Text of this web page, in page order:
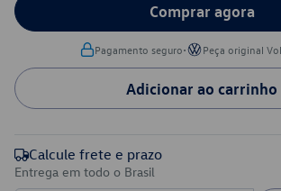
Comprar agora
Pagamento seguro• Peça original
Adicionar ao carrinho
Calcule frete e prazo
Entrega em todo o Brasil